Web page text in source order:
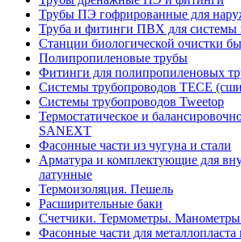
Трубы ПЭ гофрированные для
Труба и фитинги ПВХ для системы
Станции биологической очистки
Полипропиленовые трубы
Фитинги для полипропиленовых
Системы трубопроводов TECE
Системы трубопроводов Tweetop
Термостатическое и
SANEXT
Фасонные части из чугуна и стали
Арматура и комплектующие для
латунные
Термоизоляция. Пешель
Расширительные баки
Счетчики. Термометры.
Фасонные части для металлопласта